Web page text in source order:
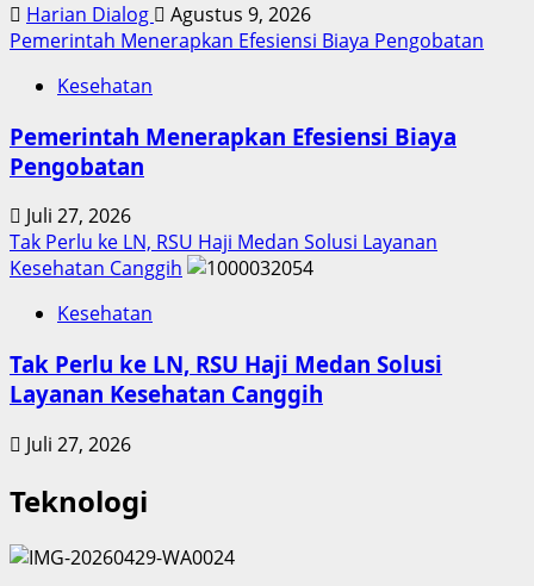
Harian Dialog
Agustus 9, 2026
Pemerintah Menerapkan Efesiensi Biaya Pengobatan
Kesehatan
Pemerintah Menerapkan Efesiensi Biaya
Pengobatan
Juli 27, 2026
Tak Perlu ke LN, RSU Haji Medan Solusi Layanan
Kesehatan Canggih
Kesehatan
Tak Perlu ke LN, RSU Haji Medan Solusi
Layanan Kesehatan Canggih
Juli 27, 2026
Teknologi